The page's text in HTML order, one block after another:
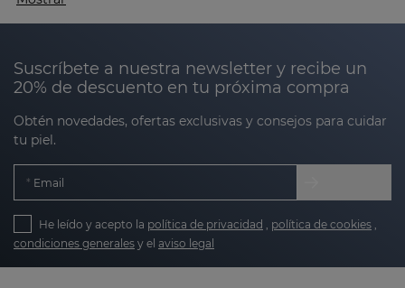
Fórmula avanzada para el control del
SESBALANCE utiliza ingredientes que ayudan a
regular la producción de grasa, como el ácido
renovadores como el retinol y el ácido mandélico
para mejorar la textura de la piel y activos
antioxidantes e hidratantes para terminar de
complementar la fórmula. SESBALANCE incorpora
un activo matificante que ayuda mantener la piel
con el acabado mate perfecto.
Suscríbete a nuestra newsletter y recibe un
20% de descuento en tu próxima compra
Obtén novedades, ofertas exclusivas y consejos para cuidar
tu piel.
Email
He leído y acepto la política de privacidad política de cookies
condiciones generales y el aviso legal